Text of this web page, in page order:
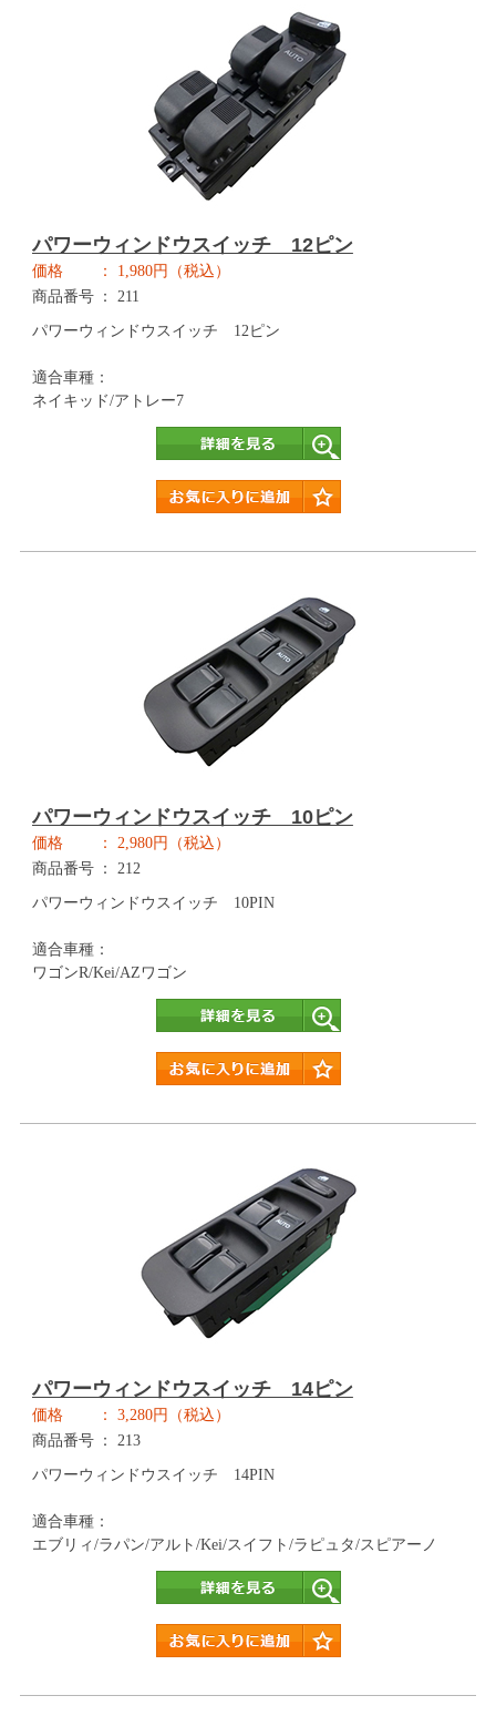
パワーウィンドウスイッチ 12ピン
価格
1,980円（税込）
商品番号
211
パワーウィンドウスイッチ 12ピン
適合車種：
ネイキッド/アトレー7
パワーウィンドウスイッチ 10ピン
価格
2,980円（税込）
商品番号
212
パワーウィンドウスイッチ 10PIN
適合車種：
ワゴンR/Kei/AZワゴン
パワーウィンドウスイッチ 14ピン
価格
3,280円（税込）
商品番号
213
パワーウィンドウスイッチ 14PIN
適合車種：
エブリィ/ラパン/アルト/Kei/スイフト/ラピュタ/スピアーノ